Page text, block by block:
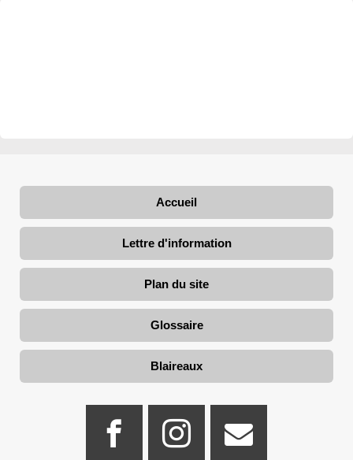
Accueil
Lettre d'information
Plan du site
Glossaire
Blaireaux